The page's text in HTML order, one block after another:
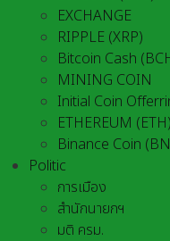
EXCHANGE
RIPPLE (XRP)
Bitcoin Cash
MINING COIN
Initial Coin
ETHEREUM (ETH)
Binance Coin
Politic
การเมือง
สำนักนายกฯ
มติ ครม.